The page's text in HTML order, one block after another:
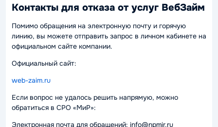
Контакты для отказа от услуг ВебЗайм
Помимо обращения на электронную почту и горячую
линию, вы можете отправить запрос в личном кабинете на
официальном сайте компании.
Официальный сайт:
web-zaim.ru
Если вопрос не удалось решить напрямую, можно
обратиться в СРО «МиР»:
Электронная почта для обращений: info@npmir.ru